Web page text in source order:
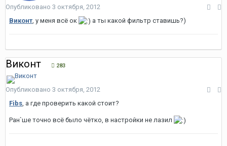
Опубликовано 3 октября, 2012
Виконт, у меня всё ок а ты какой фильтр ставишь?)
Виконт 283
Опубликовано 3 октября, 2012
Fibs, а где проверить какой стоит?
Ран`ше точно всё было чётко, в настройки не лазил